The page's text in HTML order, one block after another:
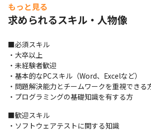
QC知識を身に着けていくことができます。
ユーザーがアナログで培った既存の考え、方
「デザイン×アイデア×IT」の技術で、すべて
WEBサービスやアプリを世に送り出していま
創業以来培ってきた高い画像処理技術力、そ
かりやすく、使っていてワクワクさせる企画
たちの最大の強みです。
そんな技術を生かして、より多くの方により
るために、一緒に開発を進めてくれる人を募
もっと見る
求められるスキル・人物像
■必須スキル
・大卒以上
・未経験者歓迎
・基本的なPCスキル（Word、Excelなど）
・問題解決能力とチームワークを重視できる
・プログラミングの基礎知識を有する方
■歓迎スキル
・ソフトウェアテストに関する知識